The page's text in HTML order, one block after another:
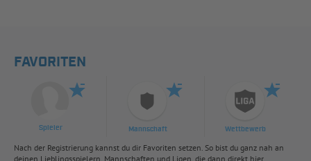
FAVORITEN
Spieler Mannschaft Wettbewerb
Nach der Registrierung kannst du dir Favoriten setzen. So bist du ganz nah an
deinen Lieblingsspielern, Mannschaften und Ligen, die dann direkt hier